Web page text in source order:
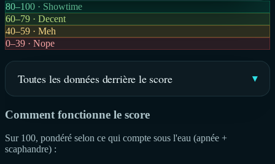
80–100 · Showtime
60–79 · Decent
40–59 · Meh
0–39 · Nope
Toutes les données derrière le score
Comment fonctionne le score
Sur 100, pondéré selon ce qui compte sous l'eau (apnée +
scaphandre) :